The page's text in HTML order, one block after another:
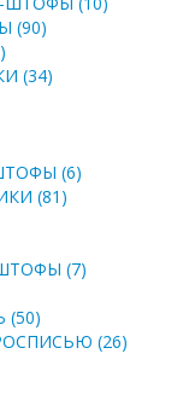
(90)
(34)
(6)
(81)
(7)
(26)